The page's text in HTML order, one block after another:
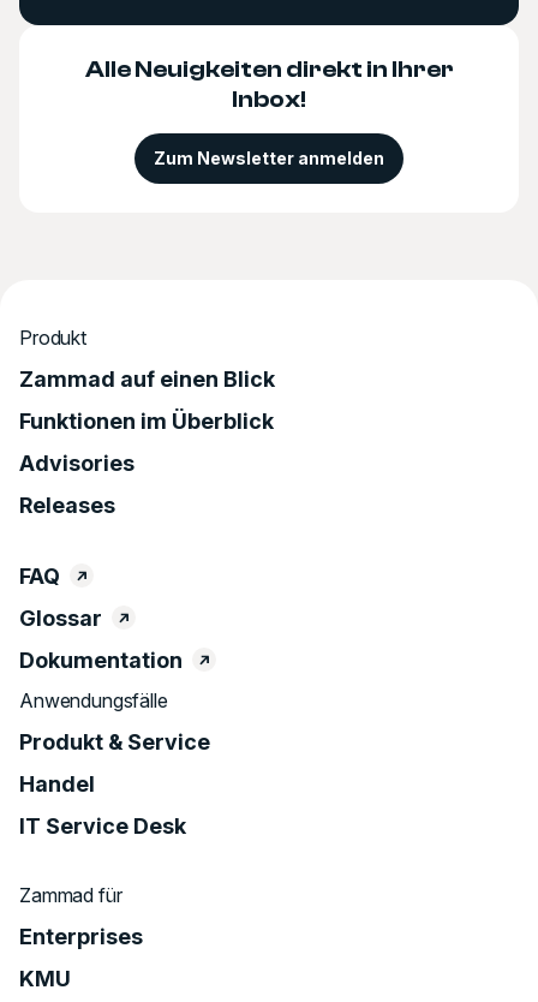
Alle Neuigkeiten direkt in Ihrer
Inbox!
Zum Newsletter anmelden
Produkt
Zammad auf einen Blick
Funktionen im Überblick
Advisories
Releases
FAQ
Glossar
Dokumentation
Anwendungsfälle
Produkt & Service
Handel
IT Service Desk
Zammad für
Enterprises
KMU